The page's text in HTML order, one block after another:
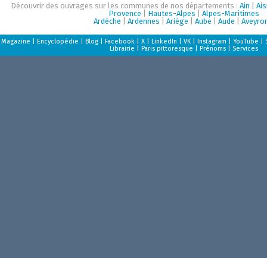
Découvrir des ouvrages sur les communes de nos départements : Ain
Provence
Hautes-Alpes
Alpes-Maritimes
Ardèche
Ardennes Ariège Aube Aude
Magazine Encyclopédie Blog| Facebook| X| LinkedIn VK| Instagram YouTube
Librairie
Paris pittoresque Prénoms| Services